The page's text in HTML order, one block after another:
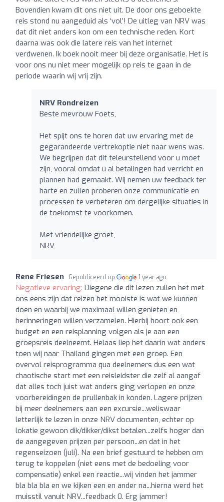
Bovendien kwam dit ons niet uit. De door ons geboekte
reis stond nu aangeduid als ‘vol’! De uitleg van NRV was
dat dit niet anders kon om een technische reden. Kort
daarna was ook die latere reis van het internet
verdwenen. Ik boek nooit meer bij deze organisatie. Het is
voor ons nu niet meer mogelijk op reis te gaan in de
periode waarin wij vrij zijn.
NRV Rondreizen
Beste mevrouw Foets,
Het spijt ons te horen dat uw ervaring met de
gegarandeerde vertrekoptie niet naar wens was.
We begrijpen dat dit teleurstellend voor u moet
zijn, vooral omdat u al betalingen had verricht en
plannen had gemaakt. Wij nemen uw feedback ter
harte en zullen proberen onze communicatie en
processen te verbeteren om dergelijke situaties in
de toekomst te voorkomen.
Met vriendelijke groet,
NRV
Rene Friesen Gepubliceerd op 1 year ago
Negatieve ervaring: Diegene die dit lezen zullen het met
ons eens zijn dat reizen het mooiste is wat we kunnen
doen en waarbij we maximaal willen genieten en
herinneringen willen verzamelen. Hierbij hoort ook een
budget en een reisplanning volgen als je aan een
groepsreis deelneemt. Helaas liep het daarin wat anders
toen wij naar Thailand gingen met een groep. Een
overvol reisprogramma qua deelnemers dus een wat
chaotische start met een reisleidster die zelf al aangaf
dat alles toch juist wat anders ging verlopen en onze
voorbereidingen de prullenbak in konden. Lagere prijzen
bij meer deelnemers aan een excursie...weliswaar
letterlijk te lezen in onze NRV documenten, echter op
lokatie gewoon dik/dikker/dikst betalen...zelfs hoger dan
de aangegeven prijzen per persoon...en dat in het
regenseizoen (juli). Na een brief gestuurd te hebben om
terug te koppelen (niet eens met de bedoeling voor
compensatie) enkel een reactie...wij vinden het jammer
bla bla bla en we kijken een en ander na...hierna werd het
muisstil vanuit NRV...feedback 0. Erg jammer!